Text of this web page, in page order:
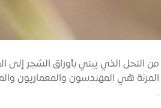
من النحل الذي يبني بأوراق الشجر إلى
المرنة هي المهندسون والمعماريون
.